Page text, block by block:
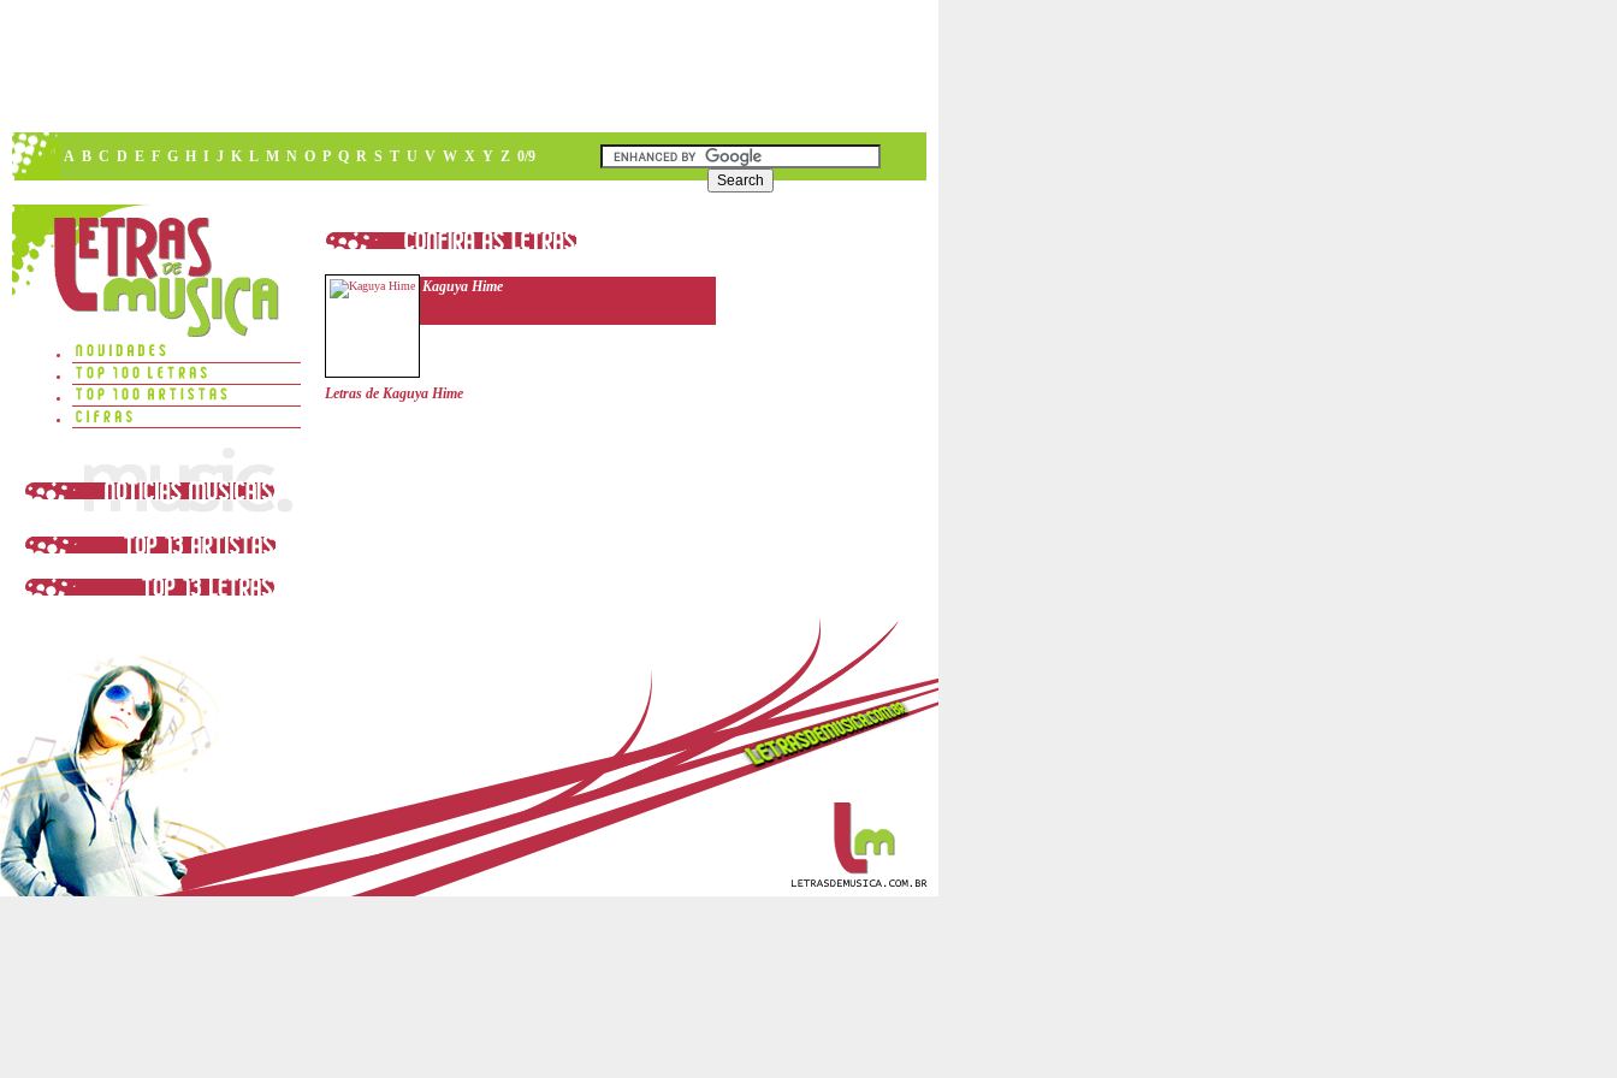
A B C D E F G H I J K L M N O P Q R S T U V W X Y Z 0/9
Kaguya Hime
Letras de Kaguya Hime